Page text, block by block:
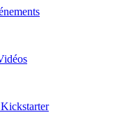
Kickstarter